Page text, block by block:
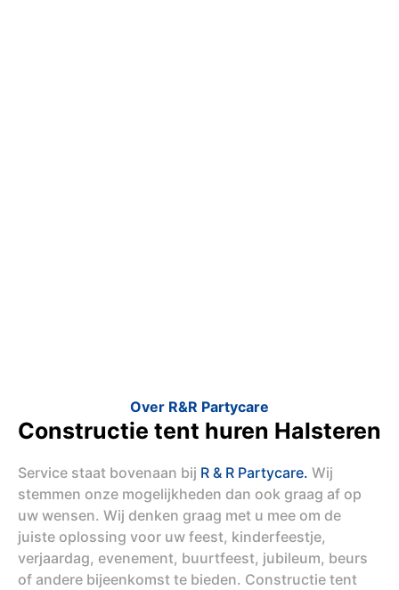
Over R&R Partycare
Constructie tent huren Halsteren
Service staat bovenaan bij R & R Partycare. Wij
stemmen onze mogelijkheden dan ook graag af op
uw wensen. Wij denken graag met u mee om de
juiste oplossing voor uw feest, kinderfeestje,
verjaardag, evenement, buurtfeest, jubileum, beurs
of andere bijeenkomst te bieden. Constructie tent